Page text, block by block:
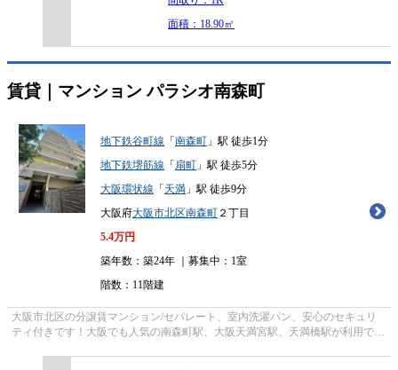
面積：18.90㎡
賃貸｜マンション パラシオ南森町
地下鉄谷町線 「 南森町 」駅 徒歩1分
地下鉄堺筋線 「 扇町 」駅 徒歩5分
大阪環状線 「 天満 」駅 徒歩9分
大阪府大阪市北区南森町 ２丁目
5.4万円
築年数：築24年 ｜募集中： 1室
階数：11階建
大阪市北区の分譲賃マンション/セパレート、室内洗濯パン、安心のセキュリ
ティ付きです！大阪でも人気の南森町駅、大阪天満宮駅、天満橋駅が利用でき